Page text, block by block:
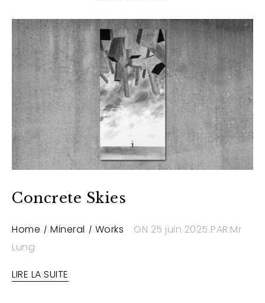
Concrete Skies
Home Mineral Works ON 25 juin 2025 PAR:Mr
Lung
LIRE LA SUITE